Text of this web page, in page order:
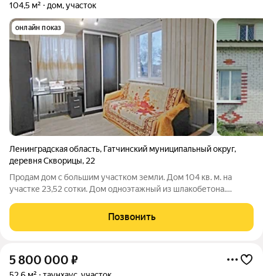
104,5 м² дом, участок
онлайн показ
Ленинградская область, Гатчинский муниципальный округ,
деревня Скворицы, 22
Продам дом с большим участком земли. Дом 104 кв. м. на
участке 23,52 сотки. Дом одноэтажный из шлакобетона.
Состоит из трёх спален по 12 кв. м., кухни 14 кв. м., большой
жилой комнаты 34 кв. м.,
Позвонить
5 800 000 ₽